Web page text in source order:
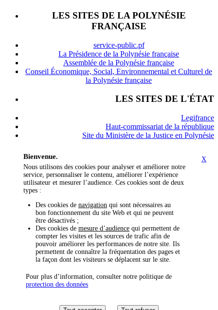
LES SITES DE LA POLYNÉSIE
FRANÇAISE
service-public.pf
La Présidence de la Polynésie française
Assemblée de la Polynésie française
Conseil Économique, Social, Environnemental et Culturel de
la Polynésie française
LES SITES DE L'ÉTAT
Legifrance
Haut-commissariat de la république
Site du Ministère de la Justice en Polynésie
X
Bienvenue.
Nous utilisons des cookies pour analyser et améliorer notre
service, personnaliser le contenu, améliorer l’expérience
utilisateur et mesurer l’audience. Ces cookies sont de deux
types :
Des cookies de navigation qui sont nécessaires au
bon fonctionnement du site Web et qui ne peuvent
être désactivés ;
Des cookies de mesure d’audience qui permettent de
compter les visites et les sources de trafic afin de
pouvoir améliorer les performances de notre site. Ils
permettent de connaître la fréquentation des pages et
la façon dont les visiteurs se déplacent sur le site.
Pour plus d’information, consulter notre politique de
protection des données